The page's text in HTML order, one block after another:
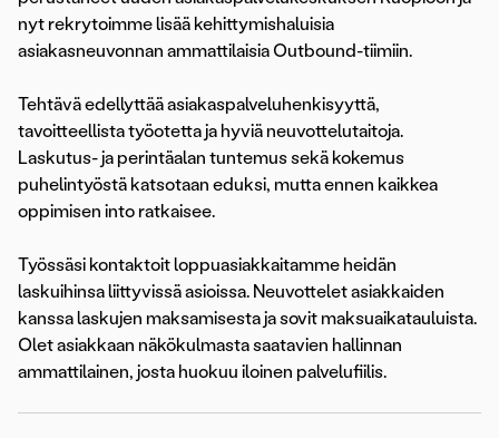
nyt rekrytoimme lisää kehittymishaluisia
asiakasneuvonnan ammattilaisia Outbound-tiimiin.
Tehtävä edellyttää asiakaspalveluhenkisyyttä,
tavoitteellista työotetta ja hyviä neuvottelutaitoja.
Laskutus- ja perintäalan tuntemus sekä kokemus
puhelintyöstä katsotaan eduksi, mutta ennen kaikkea
oppimisen into ratkaisee.
Työssäsi kontaktoit loppuasiakkaitamme heidän
laskuihinsa liittyvissä asioissa. Neuvottelet asiakkaiden
kanssa laskujen maksamisesta ja sovit maksuaikatauluista.
Olet asiakkaan näkökulmasta saatavien hallinnan
ammattilainen, josta huokuu iloinen palvelufiilis.